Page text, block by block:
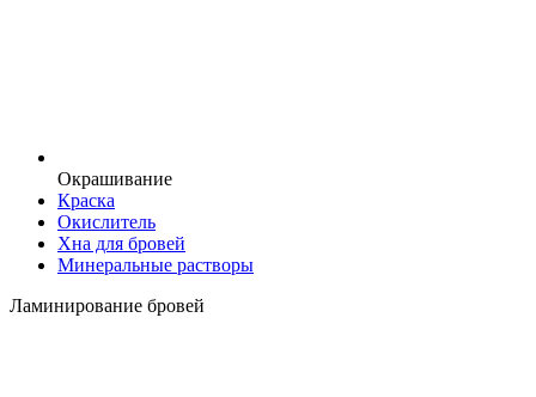
Окрашивание
Краска
Окислитель
Хна для бровей
Минеральные растворы
Ламинирование бровей